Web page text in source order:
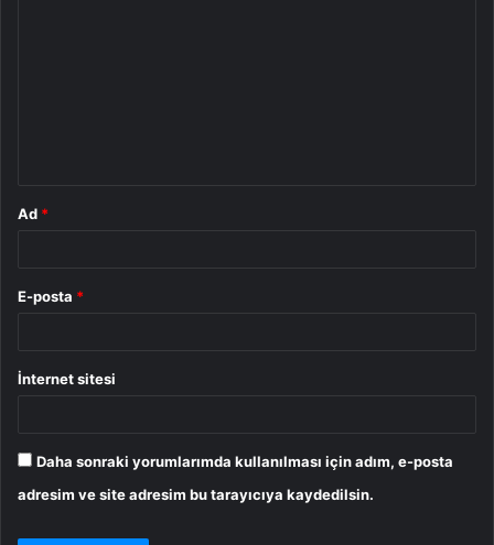
Ad *
E-posta *
İnternet sitesi
Daha sonraki yorumlarımda kullanılması için adım, e-posta
adresim ve site adresim bu tarayıcıya kaydedilsin.